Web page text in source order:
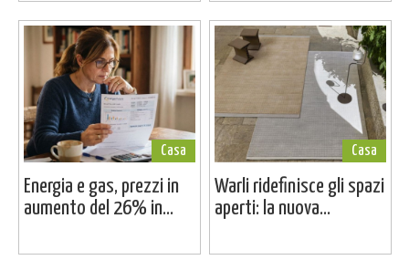
Casa
Energia e gas, prezzi in
aumento del 26% in...
Casa
Warli ridefinisce gli spazi
aperti: la nuova...